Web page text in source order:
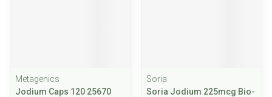
Metagenics
Jodium Caps 120 25670
Soria
Soria Jodium 225mcg Bio-